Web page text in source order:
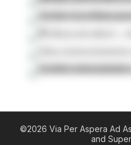
©2026 Via Per Aspera Ad
and